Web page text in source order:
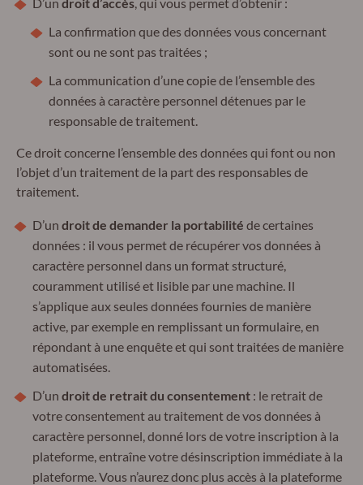
La confirmation que des données vous concernant
sont ou ne sont pas traitées ;
La communication d’une copie de l’ensemble des
données à caractère personnel détenues par le
responsable de traitement.
Ce droit concerne l’ensemble des données qui font ou non
l’objet d’un traitement de la part des responsables de
traitement.
D’un droit de demander la portabilité de certaines
données : il vous permet de récupérer vos données à
caractère personnel dans un format structuré,
couramment utilisé et lisible par une machine. Il
s’applique aux seules données fournies de manière
active, par exemple en remplissant un formulaire, en
répondant à une enquête et qui sont traitées de manière
automatisées.
D’un droit de retrait du consentement : le retrait de
votre consentement au traitement de vos données à
caractère personnel, donné lors de votre inscription à la
plateforme, entraîne votre désinscription immédiate à la
plateforme. Vous n’aurez donc plus accès à la plateforme